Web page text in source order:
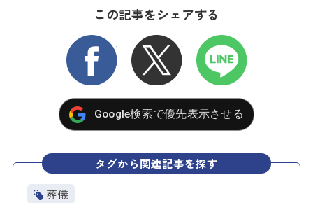
この記事をシェアする
FACEBOOK
Google検索で優先表示させる
タグから関連記事を探す
葬儀